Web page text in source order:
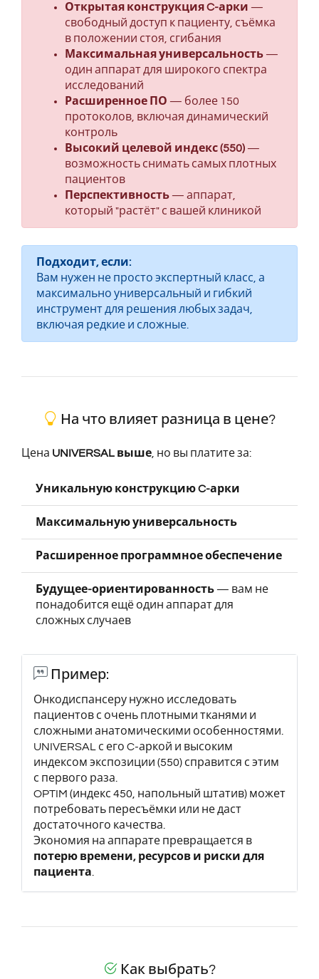
Открытая конструкция C-арки —
свободный доступ к пациенту, съёмка
в положении стоя, сгибания
Максимальная универсальность —
один аппарат для широкого спектра
исследований
Расширенное ПО — более 150
протоколов, включая динамический
контроль
Высокий целевой индекс (550) —
возможность снимать самых плотных
пациентов
Перспективность — аппарат,
который "растёт" с вашей клиникой
Подходит, если:
Вам нужен не просто экспертный класс, а
максимально универсальный и гибкий
инструмент для решения любых задач,
включая редкие и сложные.
На что влияет разница в цене?
Цена UNIVERSAL выше , но вы платите за:
Уникальную конструкцию C-арки
Максимальную универсальность
Расширенное программное обеспечение
Будущее-ориентированность— вам не
понадобится ещё один аппарат для
сложных случаев
Пример:
Онкодиспансеру нужно исследовать
пациентов с очень плотными тканями и
сложными анатомическими особенностями.
UNIVERSAL с его C-аркой и высоким
индексом экспозиции (550) справится с этим
с первого раза.
OPTIM (индекс 450, напольный штатив) может
потребовать пересъёмки или не даст
достаточного качества.
Экономия на аппарате превращается в
потерю времени, ресурсов и риски для
пациента
Как выбрать?